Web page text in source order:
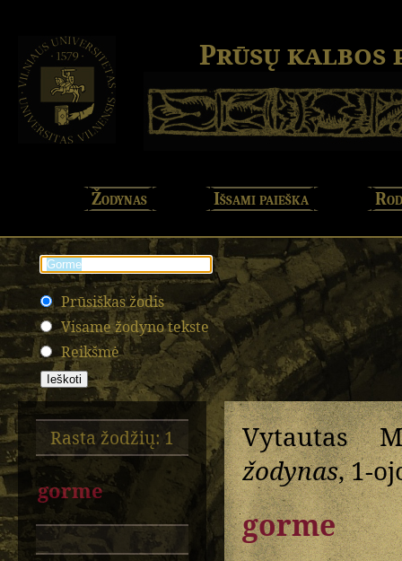
Prūsų kalbos
Žodynas Išsami paieška
Prūsiškas žodis
Visame žodyno tekste
Reikšmė
Rasta žodžių: 1
gorme
Vytautas
žodynas, 1-
gorme